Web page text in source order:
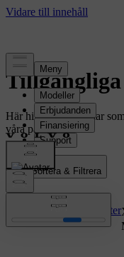
Här hittar du nya bilar
våra partners.
Sortera & Filtrera
13 resultatRensa alla filter